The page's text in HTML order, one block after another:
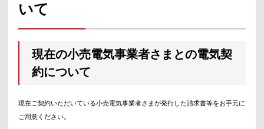
いて
現在の小売電気事業者さまとの電気契
約について
現在ご契約いただいている小売電気事業者さまが発行した請求書等をお手元に
ご用意ください。